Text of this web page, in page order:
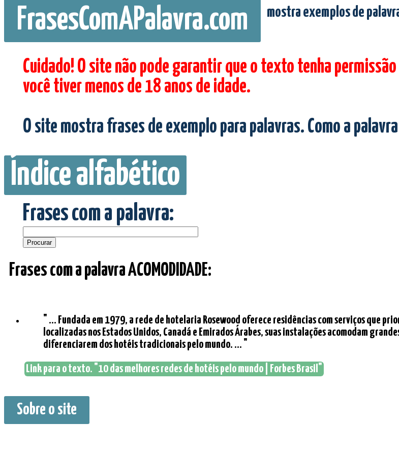
FrasesComAPalavra.com mostra exemplos de
Cuidado! O site não pode garantir que o texto tenha
você tiver menos de 18 anos de idade.
O site mostra frases de exemplo para palavras. Como a
Índice alfabético
Frases com a palavra:
Frases com a palavra ACOMODIDADE:
" ... Fundada em 1979, a rede de hotelaria Rosewood oferece residências com serviços que
localizadas nos Estados Unidos, Canadá e Emirados Árabes, suas instalações acomodam
diferenciarem dos hotéis tradicionais pelo mundo. ... "
Link para o texto. "10 das melhores redes de hotéis pelo mundo | Forbes Brasil"
Sobre o site